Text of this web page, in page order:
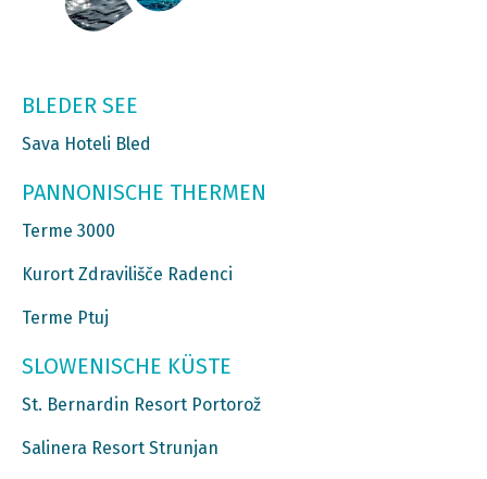
BLEDER SEE
Sava Hoteli Bled
PANNONISCHE THERMEN
Terme 3000
Kurort Zdravilišče Radenci
Terme Ptuj
SLOWENISCHE KÜSTE
St. Bernardin Resort Portorož
Salinera Resort Strunjan